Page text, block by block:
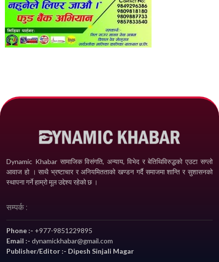
Dynamic Khabar सामाजिक विसंगति, अन्याय, विभेद­ र बेतिथिविरुद्धको एउटा सग्लो
आवाज हो । साथै भ्रष्टाचार र अनियमितताको खण्डन गर्दै समाजमा शान्ति र सुशासनको
स्थापना गर्ने हाम्रो मूल उद्देश्य रहेको छ ।
सम्पर्क :
Phone :- +977-9851229895
Email :-dynamickhabar@gmail.com
Publisher/Editor :- Dipesh Sinjali Magar